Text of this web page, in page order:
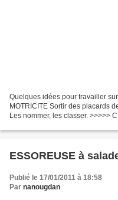
Quelques idées pour travailler
MOTRICITE Sortir des placards
Les nommer, les classer. >>>>>
ESSOREUSE à
Publié le 17/01/2011 à 18:58
Par nanougdan